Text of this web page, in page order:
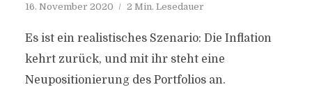
16. November 2020 2 Min. Lesedauer
Es ist ein realistisches Szenario: Die Inflation
kehrt zurück, und mit ihr steht eine
Neupositionierung des Portfolios an.